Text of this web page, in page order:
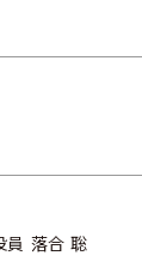
員 落合 聡